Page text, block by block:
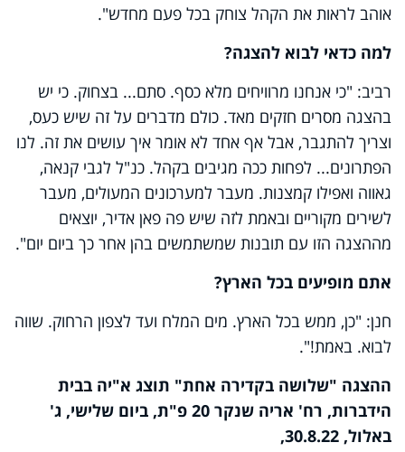
אוהב לראות את הקהל צוחק בכל פעם מחדש".
למה כדאי לבוא להצגה?
רביב: "כי אנחנו מרוויחים מלא כסף. סתם... בצחוק. כי יש
בהצגה מסרים חזקים מאד. כולם מדברים על זה שיש כעס,
וצריך להתגבר, אבל אף אחד לא אומר איך עושים את זה. לנו
הפתרונים... לפחות ככה מגיבים בקהל. כנ"ל לגבי קנאה,
גאווה ואפילו קמצנות. מעבר למערכונים המעולים, מעבר
לשירים מקוריים ובאמת לזה שיש פה פאן אדיר, יוצאים
מההצגה הזו עם תובנות שמשתמשים בהן אחר כך ביום יום".
אתם מופיעים בכל הארץ?
חנן: "כן, ממש בכל הארץ. מים המלח ועד לצפון הרחוק. שווה
לבוא. באמת!".
ההצגה "שלושה בקדירה אחת" תוצג א"יה בבית
הידברות, רח' אריה שנקר 20 פ"ת, ביום שלישי, ג'
באלול, 30.8.22,